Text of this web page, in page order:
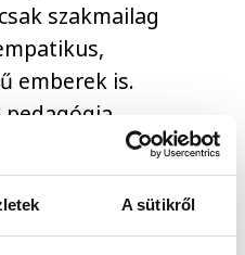
A sütikről
szakmailag
emberek is.
képzések szintén
a tudás és a hit